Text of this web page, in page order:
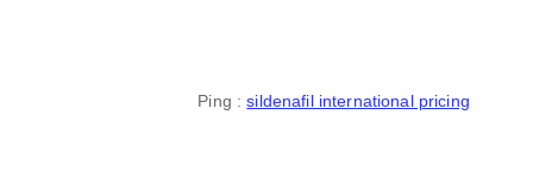
Ping :sildenafil international pricing